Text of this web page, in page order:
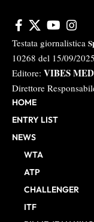
Testata giornalistica
10268 del 15/09/2025
Editore: VIBES
Direttore
HOME
ENTRY LIST
NEWS
WTA
ATP
CHALLENGER
ITF